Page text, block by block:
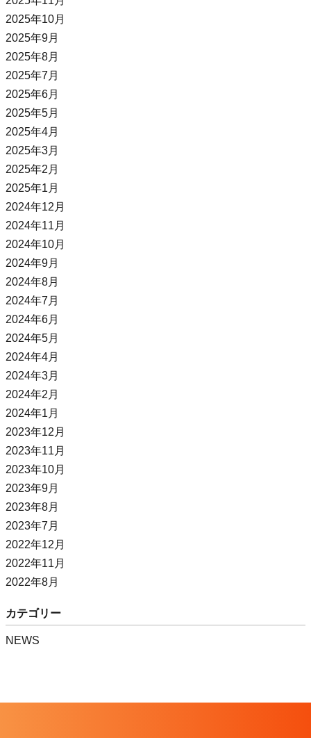
2025年10月
2025年9月
2025年8月
2025年7月
2025年6月
2025年5月
2025年4月
2025年3月
2025年2月
2025年1月
2024年12月
2024年11月
2024年10月
2024年9月
2024年8月
2024年7月
2024年6月
2024年5月
2024年4月
2024年3月
2024年2月
2024年1月
2023年12月
2023年11月
2023年10月
2023年9月
2023年8月
2023年7月
2022年12月
2022年11月
2022年8月
カテゴリー
NEWS